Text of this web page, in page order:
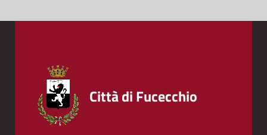
Città di Fucecchio